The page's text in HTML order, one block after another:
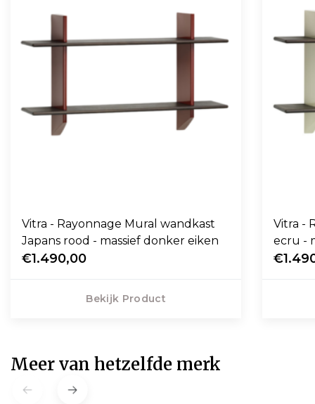
Vitra - Rayonnage Mural wandkast
Japans rood - massief donker eiken
€1.490,00
Bekijk Product
Vitra -
ecru -
Meer van hetzelfde merk